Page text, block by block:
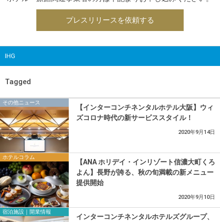
プレスリリースを依頼する
IHG
Tagged
その他ニュース
【インターコンチネンタルホテル大阪】ウィ
ズコロナ時代の新サービススタイル！
2020年9月14日
ホテルコラム
【ANA ホリデイ・インリゾート信濃大町くろ
よん】長野が誇る、秋の旬満載の新メニュー
提供開始
2020年9月10日
宿泊施設｜開業情報
インターコンチネンタルホテルズグループ、